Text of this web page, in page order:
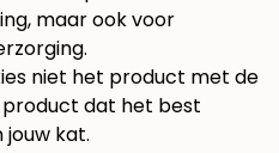
maar ook voor
niet het product met de
dat het best
kat.